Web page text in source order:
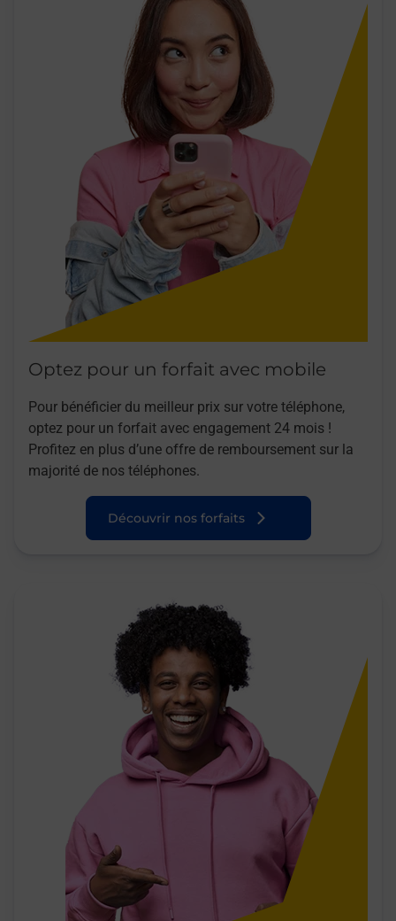
Optez pour un forfait avec mobile
Pour bénéficier du meilleur prix sur votre téléphone,
optez pour un forfait avec engagement 24 mois !
Profitez en plus d’une offre de remboursement sur la
majorité de nos téléphones.
Découvrir nos forfaits